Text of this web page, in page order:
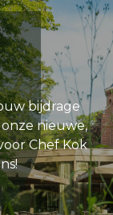
bijdrage
nieuwe,
Chef Kok